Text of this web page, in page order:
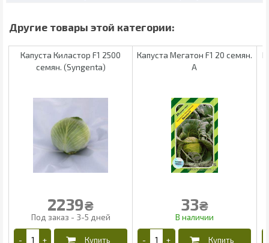
Капуста Киластор F1 2500
семян. (Syngenta)
2239₴
Капуста Мегатон F1 20 семян.
А
33₴